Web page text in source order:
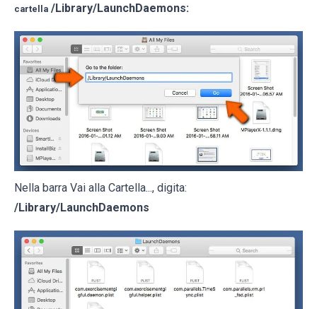
cartella /Library/LaunchDaemons:
Nella barra Vai alla Cartella..., digita:
/Library/LaunchDaemons